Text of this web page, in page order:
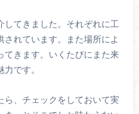
してきました。それぞれに工
れています。また場所によ
てきます。いくたびにまた来
です。
ら、チェックをしておいて実